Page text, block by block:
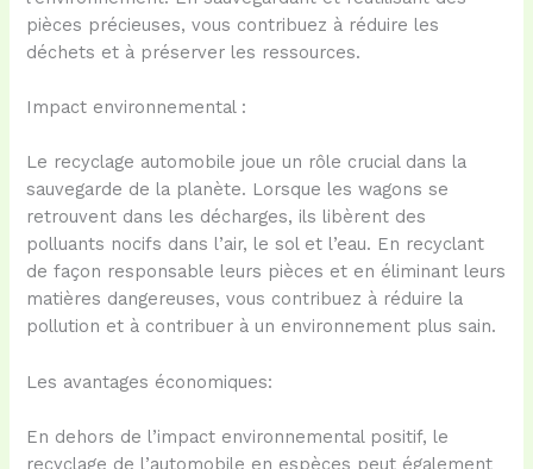
pièces précieuses, vous contribuez à réduire les
déchets et à préserver les ressources.
Impact environnemental :
Le recyclage automobile joue un rôle crucial dans la
sauvegarde de la planète. Lorsque les wagons se
retrouvent dans les décharges, ils libèrent des
polluants nocifs dans l’air, le sol et l’eau. En recyclant
de façon responsable leurs pièces et en éliminant leurs
matières dangereuses, vous contribuez à réduire la
pollution et à contribuer à un environnement plus sain.
Les avantages économiques:
En dehors de l’impact environnemental positif, le
recyclage de l’automobile en espèces peut également